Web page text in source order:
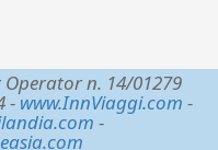
Operator n. 14/01279
-www.InnViaggi.com -
-